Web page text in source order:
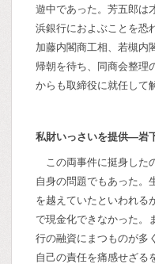
遊中であった。芳五郎は
浜銀行におよぶことを恐
加藤内閣商工相、若槻内
帰朝を待ち、同商会整理
からも取締役に就任して
私財いっさいを提供―岩
この両事件に挺身した
自身の問題でもあった。
を越えていたといわれる
で現金化できなかった。
行の融資にまつものが多
自己の責任を痛感せざる